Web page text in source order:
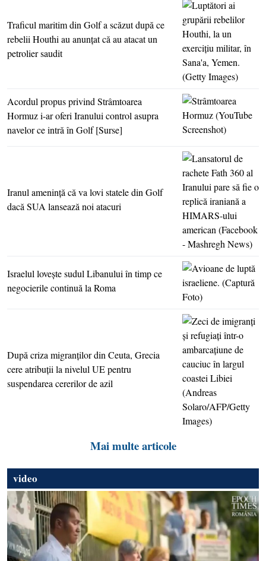
video
Traficul maritim din Golf a scăzut după ce
rebelii Houthi au anunţat că au atacat un
petrolier saudit
Acordul propus privind Strâmtoarea
Hormuz i-ar oferi Iranului control asupra
navelor ce intră în Golf [Surse]
Iranul ameninţă că va lovi statele din Golf
dacă SUA lansează noi atacuri
Israelul loveşte sudul Libanului în timp ce
negocierile continuă la Roma
După criza migranţilor din Ceuta, Grecia
cere atribuţii la nivelul UE pentru
suspendarea cererilor de azil
Mai multe articole